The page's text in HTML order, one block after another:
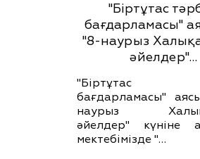
"Біртұтас
бағдарламасы"
"8-наурыз
әйелдер"…
"Біртұтас
бағдарламасы"
наурыз
әйелдер" күніне
мектебімізде "…